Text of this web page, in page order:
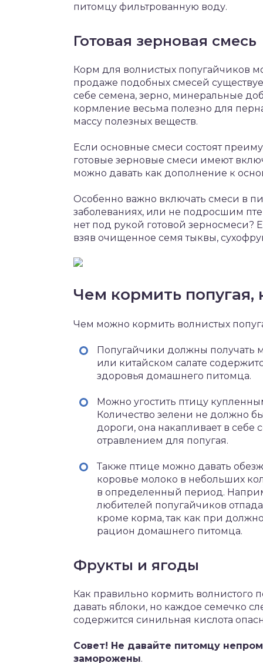
питомцу фильтрованную воду.
Готовая зерновая смесь
Корм для волнистых попугайчиков
продаже подобных смесей
себе семена, зерно, минеральные
кормление весьма полезно для
массу полезных веществ.
Если основные смеси состоят
готовые зерновые смеси имеют
можно давать как дополнение к
Особенно важно включать смеси в
заболеваниях, или не подросшим
нет под рукой готовой зерносмеси?
взяв очищенное семя тыквы,
Чем кормить попугая,
Чем можно кормить волнистых
Попугайчики должны получать
или китайском салате
здоровья домашнего питомца.
Можно угостить птицу
Количество зелени не должно
дороги, она накапливает в себе
отравлением для попугая.
Также птице можно давать
коровье молоко в небольших
в определенный период.
любителей попугайчиков
кроме корма, так как при
рацион домашнего питомца.
Фрукты и ягоды
Как правильно кормить волнистого
давать яблоки, но каждое семечко
содержится синильная кислота
Совет! Не давайте питомцу
заморожены.